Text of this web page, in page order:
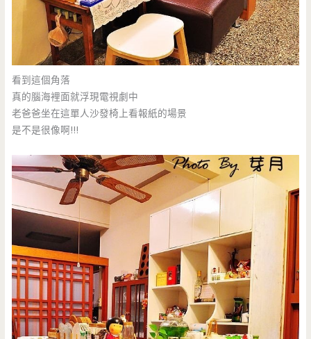
看到這個角落
真的腦海裡面就浮現電視劇中
老爸爸坐在這單人沙發椅上看報紙的場景
是不是很像啊!!!